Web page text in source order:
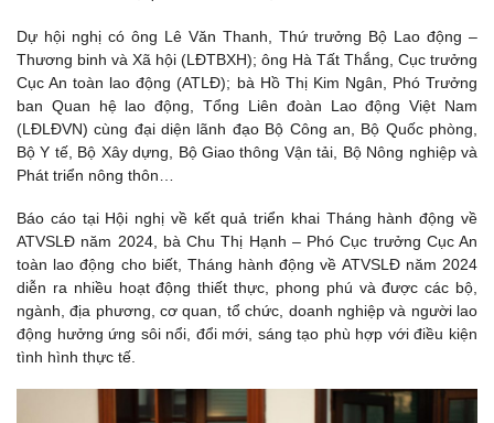
Dự hội nghị có ông Lê Văn Thanh, Thứ trưởng Bộ Lao động –
Thương binh và Xã hội (LĐTBXH); ông Hà Tất Thắng, Cục trưởng
Cục An toàn lao động (ATLĐ); bà Hồ Thị Kim Ngân, Phó Trưởng
ban Quan hệ lao động, Tổng Liên đoàn Lao động Việt Nam
(LĐLĐVN) cùng đại diện lãnh đạo Bộ Công an, Bộ Quốc phòng,
Bộ Y tế, Bộ Xây dựng, Bộ Giao thông Vận tải, Bộ Nông nghiệp và
Phát triển nông thôn…
Báo cáo tại Hội nghị về kết quả triển khai Tháng hành động về
ATVSLĐ năm 2024, bà Chu Thị Hạnh – Phó Cục trưởng Cục An
toàn lao động cho biết, Tháng hành động về ATVSLĐ năm 2024
diễn ra nhiều hoạt động thiết thực, phong phú và được các bộ,
ngành, địa phương, cơ quan, tổ chức, doanh nghiệp và người lao
động hưởng ứng sôi nổi, đổi mới, sáng tạo phù hợp với điều kiện
tình hình thực tế.